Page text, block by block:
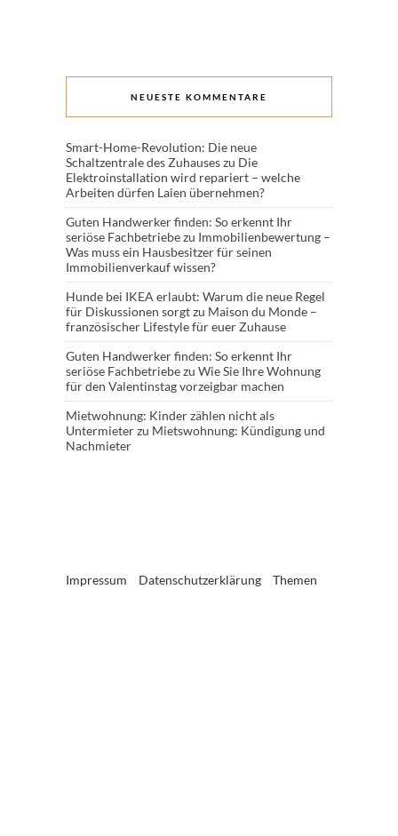
NEUESTE KOMMENTARE
Smart-Home-Revolution: Die neue
Schaltzentrale des Zuhauseszu Die
Elektroinstallation wird repariert – welche
Arbeiten dürfen Laien übernehmen?
Guten Handwerker finden: So erkennt Ihr
seriöse Fachbetriebezu Immobilienbewertung –
Was muss ein Hausbesitzer für seinen
Immobilienverkauf wissen?
Hunde bei IKEA erlaubt: Warum die neue Regel
für Diskussionen sorgtzu Maison du Monde –
französischer Lifestyle für euer Zuhause
Guten Handwerker finden: So erkennt Ihr
seriöse Fachbetriebezu Wie Sie Ihre Wohnung
für den Valentinstag vorzeigbar machen
Mietwohnung: Kinder zählen nicht als
Untermieterzu Mietswohnung: Kündigung und
Nachmieter
Impressum Datenschutzerklärung Themen